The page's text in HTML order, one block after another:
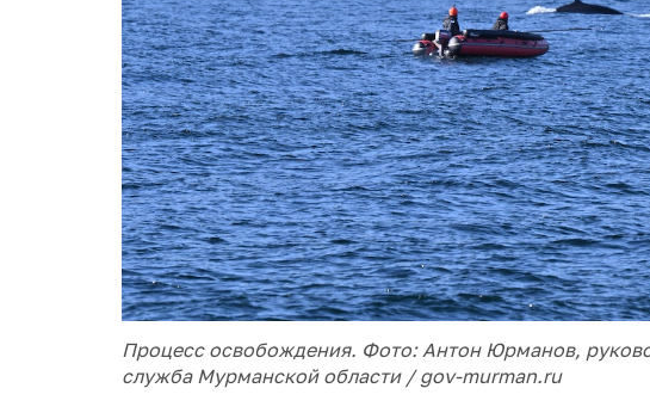
Процесс освобождения. Фото: Антон Юрманов,
служба Мурманской области / gov-murman.ru